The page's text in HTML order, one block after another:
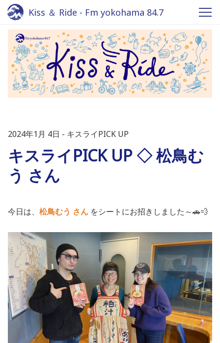
Kiss ＆ Ride - Fm yokohama 84.7
2024年1月 4日 キスライPICK UP
キスライPICK UP ◇ 松鳥む
う さん
今日は、 松鳥むう さん をシートにお招きしました～🚗💨